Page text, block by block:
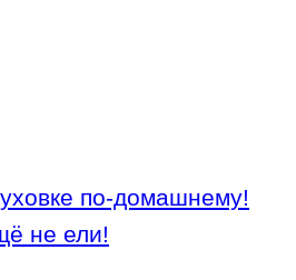
по-домашнему!
не ели!